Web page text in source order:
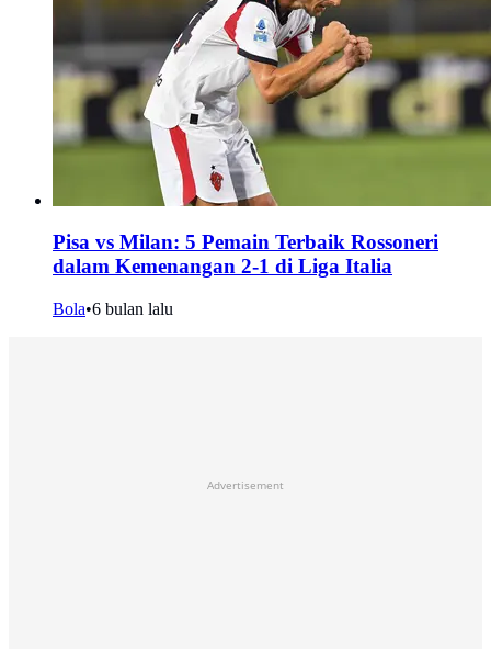
Pisa vs Milan: 5 Pemain Terbaik Rossoneri
dalam Kemenangan 2-1 di Liga Italia
Bola•6 bulan lalu
Advertisement